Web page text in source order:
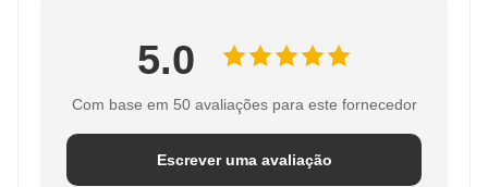
5.0
Com base em 50 avaliações para este fornecedor
Escrever uma avaliação